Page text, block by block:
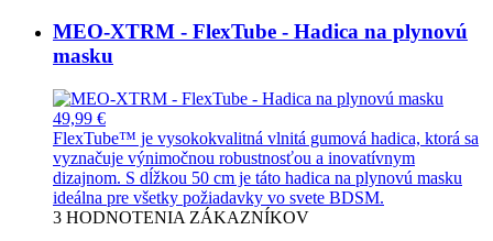
MEO-XTRM - FlexTube - Hadica na plynovú
masku
49,99 €
FlexTube™ je vysokokvalitná vlnitá gumová hadica, ktorá sa
vyznačuje výnimočnou robustnosťou a inovatívnym
dizajnom. S dĺžkou 50 cm je táto hadica na plynovú masku
ideálna pre všetky požiadavky vo svete BDSM.
3 HODNOTENIA ZÁKAZNÍKOV